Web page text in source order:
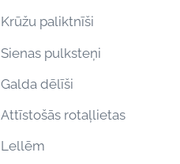
Krūžu paliktnīši
Sienas pulksteņi
Galda dēlīši
Attīstošās rotaļlietas
Lellēm